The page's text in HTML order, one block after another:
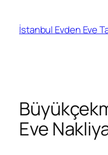
İstanbul Evden Eve
Eve